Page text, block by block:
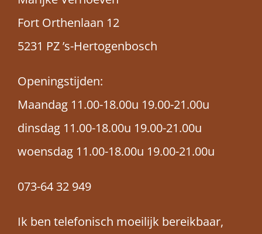
Intramed Patiëntenportaal
Fort Orthenlaan 12
5231 PZ ’s-Hertogenbosch
Openingstijden:
Maandag 11.00-18.00u 19.00-21.00u
dinsdag 11.00-18.00u 19.00-21.00u
woensdag 11.00-18.00u 19.00-21.00u
073-64 32 949
Ik ben telefonisch moeilijk bereikbaar,